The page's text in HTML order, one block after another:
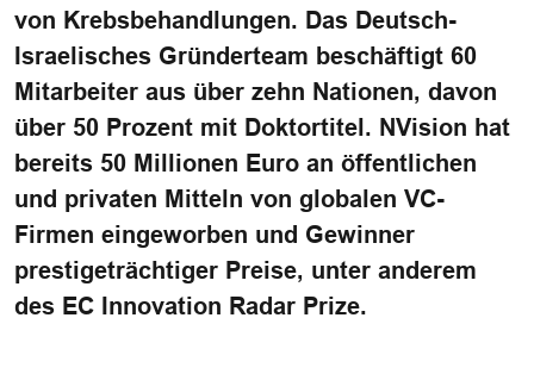
von Krebsbehandlungen. Das Deutsch-
Israelisches Gründerteam beschäftigt 60
Mitarbeiter aus über zehn Nationen, davon
über 50 Prozent mit Doktortitel. NVision hat
bereits 50 Millionen Euro an öffentlichen
und privaten Mitteln von globalen VC-
Firmen eingeworben und Gewinner
prestigeträchtiger Preise, unter anderem
des EC Innovation Radar Prize.